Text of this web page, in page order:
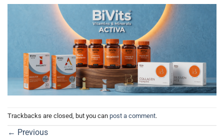
Trackbacks are closed, but you can post a comment.
← Previous